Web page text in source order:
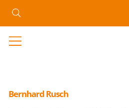
Bernhard Rusch